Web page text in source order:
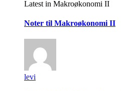
Latest in Makroøkonomi II
Noter til Makroøkonomi II
levi